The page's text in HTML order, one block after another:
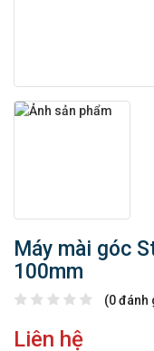
Máy mài góc
100mm
(0 đánh
Liên hệ